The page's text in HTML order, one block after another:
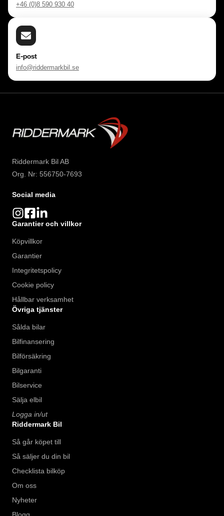
+46 (0)8 590 930 40
E-post
info@riddermarkbil.se
Riddermark Bil AB
Org. Nr: 556750-7693
Social media
Garantier och villkor
Köpvillkor
Garantier
Integritetspolicy
Cookie policy
Hållbar verksamhet
Övriga tjänster
Sålda bilar
Bilfinansering
Bilförsäkring
Bilgaranti
Bilservice
Sälja elbil
Logga in/ut
Riddermark Bil
Så går köpet till
Så säljer du din bil
Checklista bilköp
Om oss
Nyheter